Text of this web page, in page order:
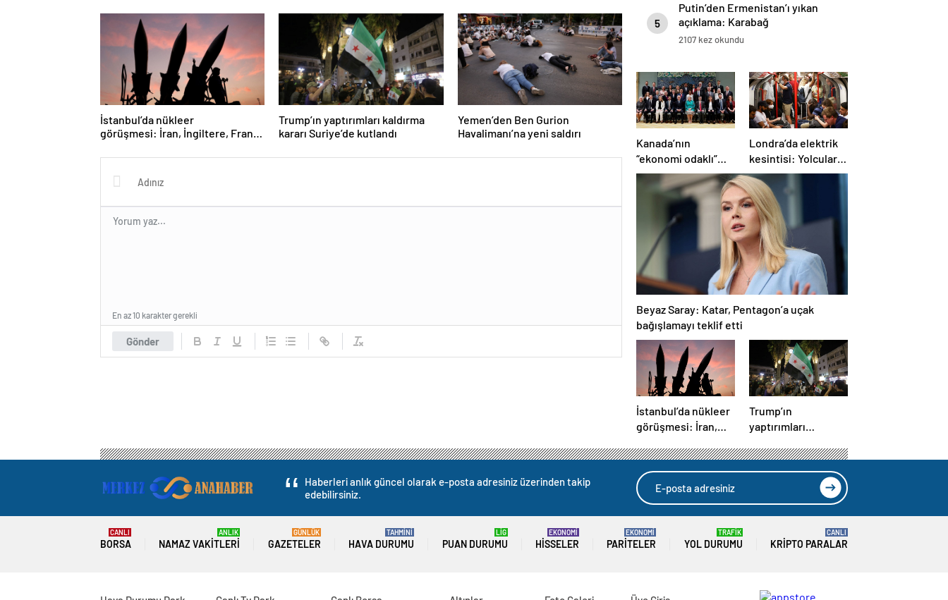
İstanbul’da nükleer
görüşmesi: İran, İngiltere, Fransa
Trump’ın yaptırımları kaldırma
kararı Suriye’de kutlandı
Yemen’den Ben Gurion
Havalimanı’na yeni saldırı
Gönder
En az 10 karakter gerekli
5
Putin’den Ermenistan’ı yıkan
açıklama: Karabağ
Azerbaycan’ın ayrılmaz bir
2107 kez okundu
Kanada’nın
“ekonomi odaklı”
yeni kabinesi
kuruldu
Londra’da elektrik
kesintisi: Yolcular
metroda mahsur
kaldı
Beyaz Saray: Katar, Pentagon’a uçak
bağışlamayı teklif etti
İstanbul’da nükleer
görüşmesi: İran,
Almanya buluşacak
Trump’ın
yaptırımları
Suriye’de kutlandı
Haberleri anlık güncel olarak e-posta adresiniz üzerinden takip
edebilirsiniz.
BORSA
CANLI
NAMAZ VAKITLERI
ANLIK
GAZETELER
GÜNLÜK
HAVA DURUMU
TAHMİNİ
PUAN DURUMU
LİG
HISSELER
EKONOMİ
PARITELER
EKONOMİ
YOL DURUMU
TRAFİK
KRIPTO PARALAR
CANLI